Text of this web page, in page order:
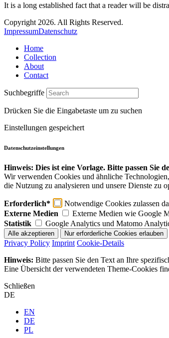
It is a long established fact that a reader will be
Copyright 2026. All Rights Reserved.
ImpressumDatenschutz
Home
Collection
About
Contact
Suchbegriffe
Drücken Sie die Eingabetaste um zu suchen
Einstellungen gespeichert
Datenschutzeinstellungen
Hinweis: Dies ist eine Vorlage. Bitte passen Sie
Wir verwenden Cookies und ähnliche
die Nutzung zu analysieren und unsere Dienste zu
Erforderlich*
Notwendige Cookies zulassen
Externe Medien
Externe Medien wie Google
Statistik
Google Analytics und Matomo
Privacy Policy Imprint Cookie-Details
Hinweis: Bitte passen Sie den Text an Ihre
Eine Übersicht der verwendeten Theme-Cookies
Schließen
DE
EN
DE
PL